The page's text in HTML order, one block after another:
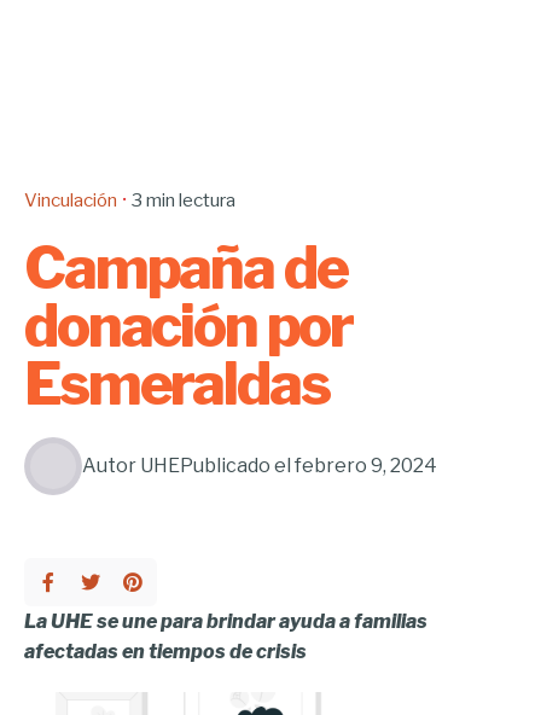
Vinculación 3 min lectura
Campaña de
donación por
Esmeraldas
Autor UHEPublicado el febrero 9, 2024
La UHE se une para brindar ayuda a familias
afectadas en tiempos de crisis